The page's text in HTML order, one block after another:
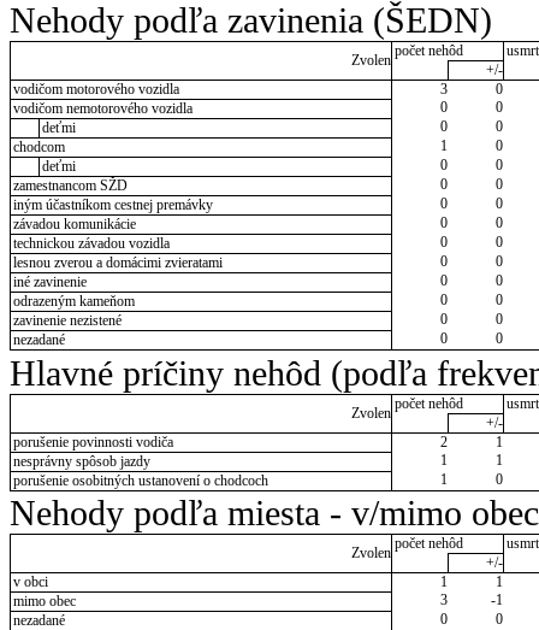
Nehody podľa zavinenia (ŠEDN)
Zvolen
počet nehôd
+/-
vodičom motorového vozidla
3
0
vodičom nemotorového vozidla
0
0
deťmi
0
0
chodcom
1
0
deťmi
0
0
zamestnancom SŽD
0
0
iným účastníkom cestnej premávky
0
0
závadou komunikácie
0
0
technickou závadou vozidla
0
0
lesnou zverou a domácimi zvieratami
0
0
iné zavinenie
0
0
odrazeným kameňom
0
0
zavinenie nezistené
0
0
nezadané
0 0
Hlavné príčiny nehôd (podľa
Zvolen
počet nehôd
+/-
porušenie povinnosti vodiča
2
1
nesprávny spôsob jazdy
1
1
porušenie osobitných ustanovení o chodcoch
1 0
Nehody podľa miesta - v/mimo obec
Zvolen
počet nehôd
+/-
v obci
1
1
mimo obec
3
-1
nezadané
0 0